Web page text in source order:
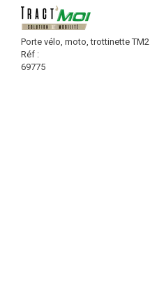
Porte vélo, moto, trottinette TM2
Réf :
69775